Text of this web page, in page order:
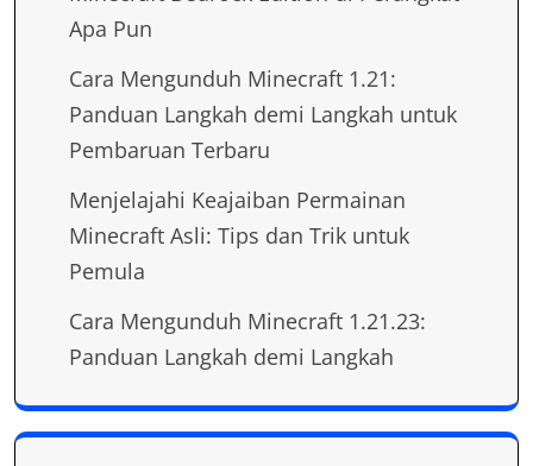
Apa Pun
Cara Mengunduh Minecraft 1.21:
Panduan Langkah demi Langkah untuk
Pembaruan Terbaru
Menjelajahi Keajaiban Permainan
Minecraft Asli: Tips dan Trik untuk
Pemula
Cara Mengunduh Minecraft 1.21.23:
Panduan Langkah demi Langkah